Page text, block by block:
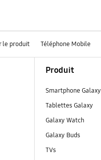
le produit Téléphone Mobile
Produit
Smartphone Galaxy
Tablettes Galaxy
Galaxy Watch
Galaxy Buds
TVs